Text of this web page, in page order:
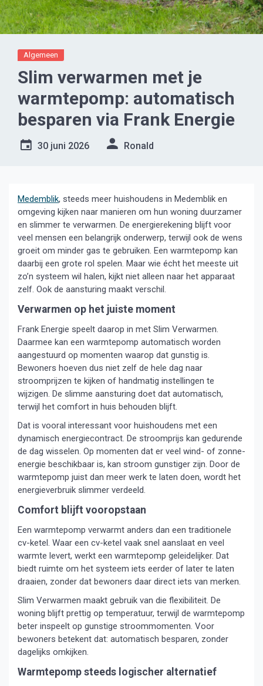
Algemeen
Slim verwarmen met je
warmtepomp: automatisch
besparen via Frank Energie
30 juni 2026 Ronald
Medemblik, steeds meer huishoudens in Medemblik en
omgeving kijken naar manieren om hun woning duurzamer
en slimmer te verwarmen. De energierekening blijft voor
veel mensen een belangrijk onderwerp, terwijl ook de wens
groeit om minder gas te gebruiken. Een warmtepomp kan
daarbij een grote rol spelen. Maar wie écht het meeste uit
zo’n systeem wil halen, kijkt niet alleen naar het apparaat
zelf. Ook de aansturing maakt verschil.
Verwarmen op het juiste moment
Frank Energie speelt daarop in met Slim Verwarmen.
Daarmee kan een warmtepomp automatisch worden
aangestuurd op momenten waarop dat gunstig is.
Bewoners hoeven dus niet zelf de hele dag naar
stroomprijzen te kijken of handmatig instellingen te
wijzigen. De slimme aansturing doet dat automatisch,
terwijl het comfort in huis behouden blijft.
Dat is vooral interessant voor huishoudens met een
dynamisch energiecontract. De stroomprijs kan gedurende
de dag wisselen. Op momenten dat er veel wind- of zonne-
energie beschikbaar is, kan stroom gunstiger zijn. Door de
warmtepomp juist dan meer werk te laten doen, wordt het
energieverbruik slimmer verdeeld.
Comfort blijft vooropstaan
Een warmtepomp verwarmt anders dan een traditionele
cv-ketel. Waar een cv-ketel vaak snel aanslaat en veel
warmte levert, werkt een warmtepomp geleidelijker. Dat
biedt ruimte om het systeem iets eerder of later te laten
draaien, zonder dat bewoners daar direct iets van merken.
Slim Verwarmen maakt gebruik van die flexibiliteit. De
woning blijft prettig op temperatuur, terwijl de warmtepomp
beter inspeelt op gunstige stroommomenten. Voor
bewoners betekent dat: automatisch besparen, zonder
dagelijks omkijken.
Warmtepomp steeds logischer alternatief